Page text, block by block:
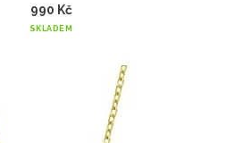
990 Kč
SKLADEM